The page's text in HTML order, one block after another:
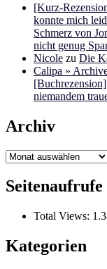
[Kurz-
konnte mich
Schmerz von
nicht genug
Nicole zu Die
Calipa »
niemandem
Archiv
Archiv
Seitenaufrufe
Total Views:
Kategorien